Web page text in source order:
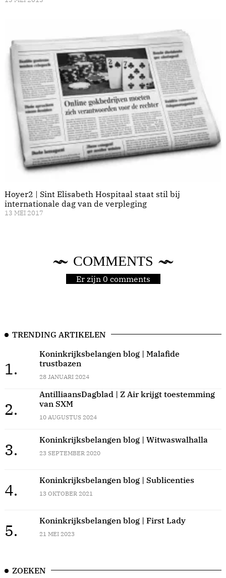
Hoyer2 | Sint Elisabeth Hospitaal staat stil bij
internationale dag van de verpleging
13 MEI 2017
COMMENTS
Er zijn 0 comments
TRENDING ARTIKELEN
1.
Koninkrijksbelangen blog | Malafide
trustbazen
28 JANUARI 2024
2.
AntilliaansDagblad | Z Air krijgt toestemming
van SXM
10 AUGUSTUS 2024
3.
Koninkrijksbelangen blog | Witwaswalhalla
23 SEPTEMBER 2020
4.
Koninkrijksbelangen blog | Sublicenties
13 OKTOBER 2021
5.
Koninkrijksbelangen blog | First Lady
21 MEI 2023
ZOEKEN